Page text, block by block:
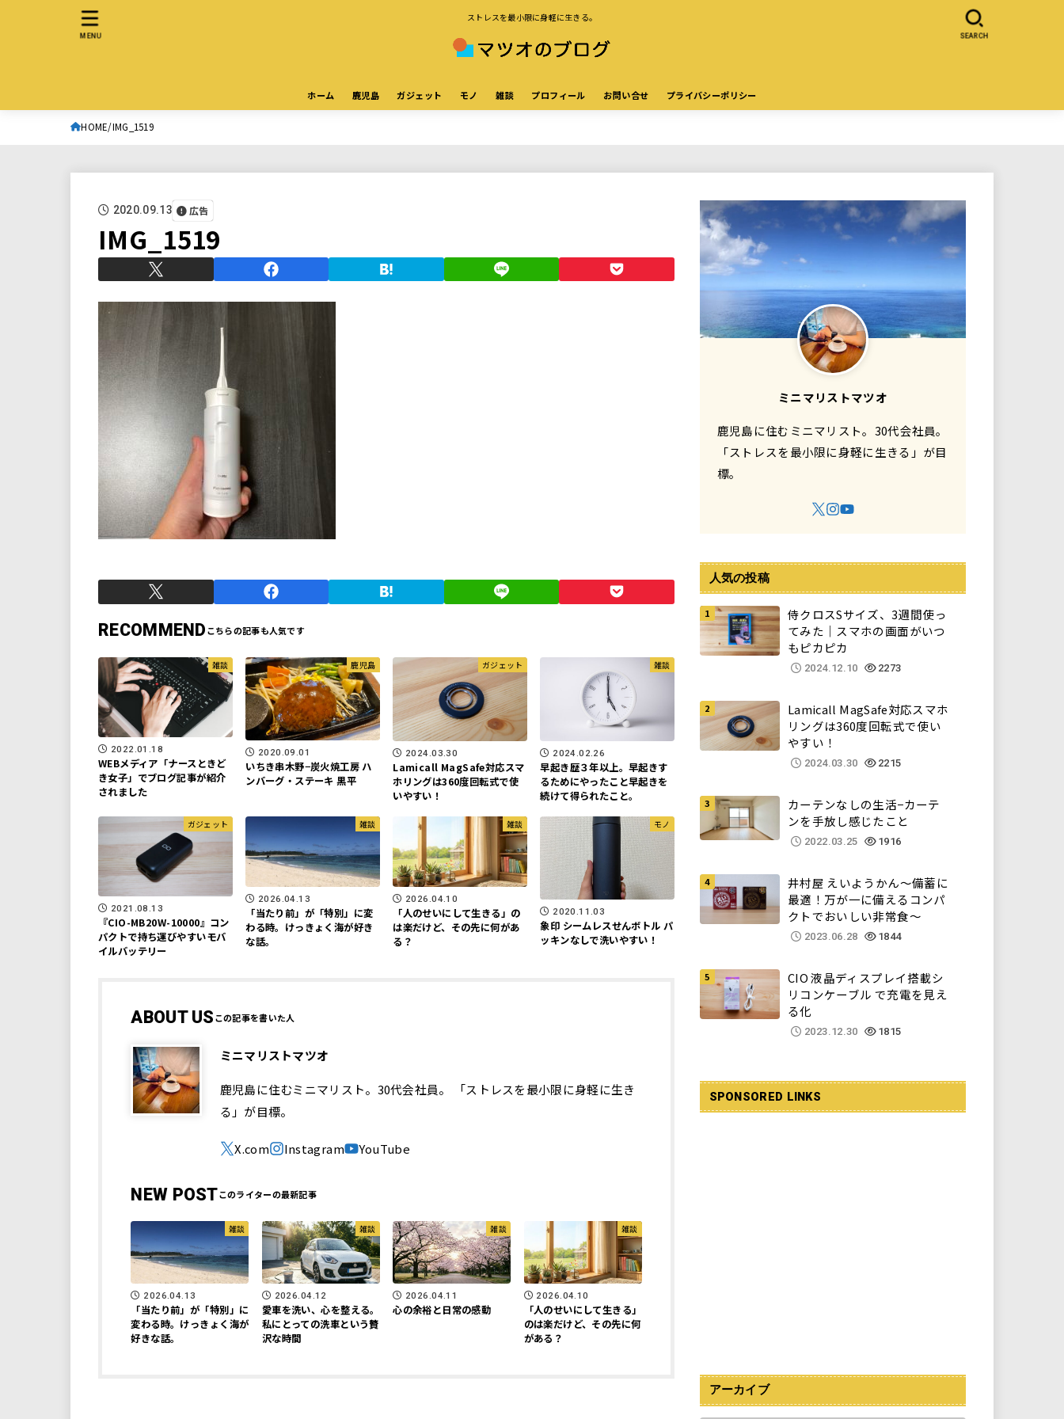
ストレスを最小限に身軽に生きる。
ホーム 鹿児島 ガジェット モノ 雑談 プロフィール お問い合せ プライバシーポリシー
SEARCH
MENU
HOME IMG_1519
2020.09.13 広告
IMG_1519
RECOMMEND
雑談
2022.01.18
WEBメディア「ナースときど
き女子」でブログ記事が紹介
されました
鹿児島
2020.09.01
いちき串木野−炭火焼工房 ハ
ンバーグ・ステーキ 黒平
ガジェット
2024.03.30
Lamicall MagSafe対応スマ
ホリングは360度回転式で使
いやすい！
雑談
2024.02.26
早起き歴３年以上。早起きす
るためにやったこと早起きを
続けて得られたこと。
ガジェット
2021.08.13
『CIO-MB20W-10000』コン
パクトで持ち運びやすいモバ
イルバッテリー
雑談
2026.04.13
「当たり前」が「特別」に変
わる時。けっきょく海が好き
な話。
雑談
2026.04.10
「人のせいにして生きる」の
は楽だけど、その先に何があ
る？
モノ
2020.11.03
象印 シームレスせんボトル パ
ッキンなしで洗いやすい！
ABOUT US
ミニマリストマツオ
鹿児島に住むミニマリスト。30代会社員。 「ストレスを最小限に身軽に生き
る」が目標。
NEW POST
雑談
2026.04.13
「当たり前」が「特別」に
変わる時。けっきょく海が
好きな話。
雑談
2026.04.12
愛車を洗い、心を整える。
私にとっての洗車という贅
沢な時間
雑談
2026.04.11
心の余裕と日常の感動
雑談
2026.04.10
「人のせいにして生きる」
のは楽だけど、その先に何
がある？
ミニマリストマツオ
鹿児島に住むミニマリスト。30代会社員。
「ストレスを最小限に身軽に生きる」が目
標。
人気の投稿
侍クロスSサイズ、3週間使っ
てみた｜スマホの画面がいつ
もピカピカ
2024.12.10 2273
Lamicall MagSafe対応スマホ
リングは360度回転式で使い
やすい！
2024.03.30 2215
カーテンなしの生活−カーテ
ンを手放し感じたこと
2022.03.25 1916
井村屋 えいようかん～備蓄に
最適！万が一に備えるコンパ
クトでおいしい非常食～
2023.06.28 1844
CIO 液晶ディスプレイ搭載シ
リコンケーブル で充電を見え
る化
2023.12.30 1815
SPONSORED LINKS
アーカイブ